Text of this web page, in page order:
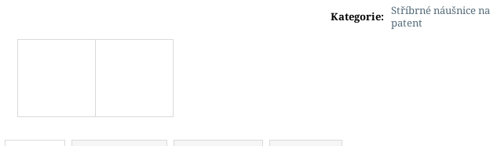
Kategorie: Stříbrné náušnice na
patent